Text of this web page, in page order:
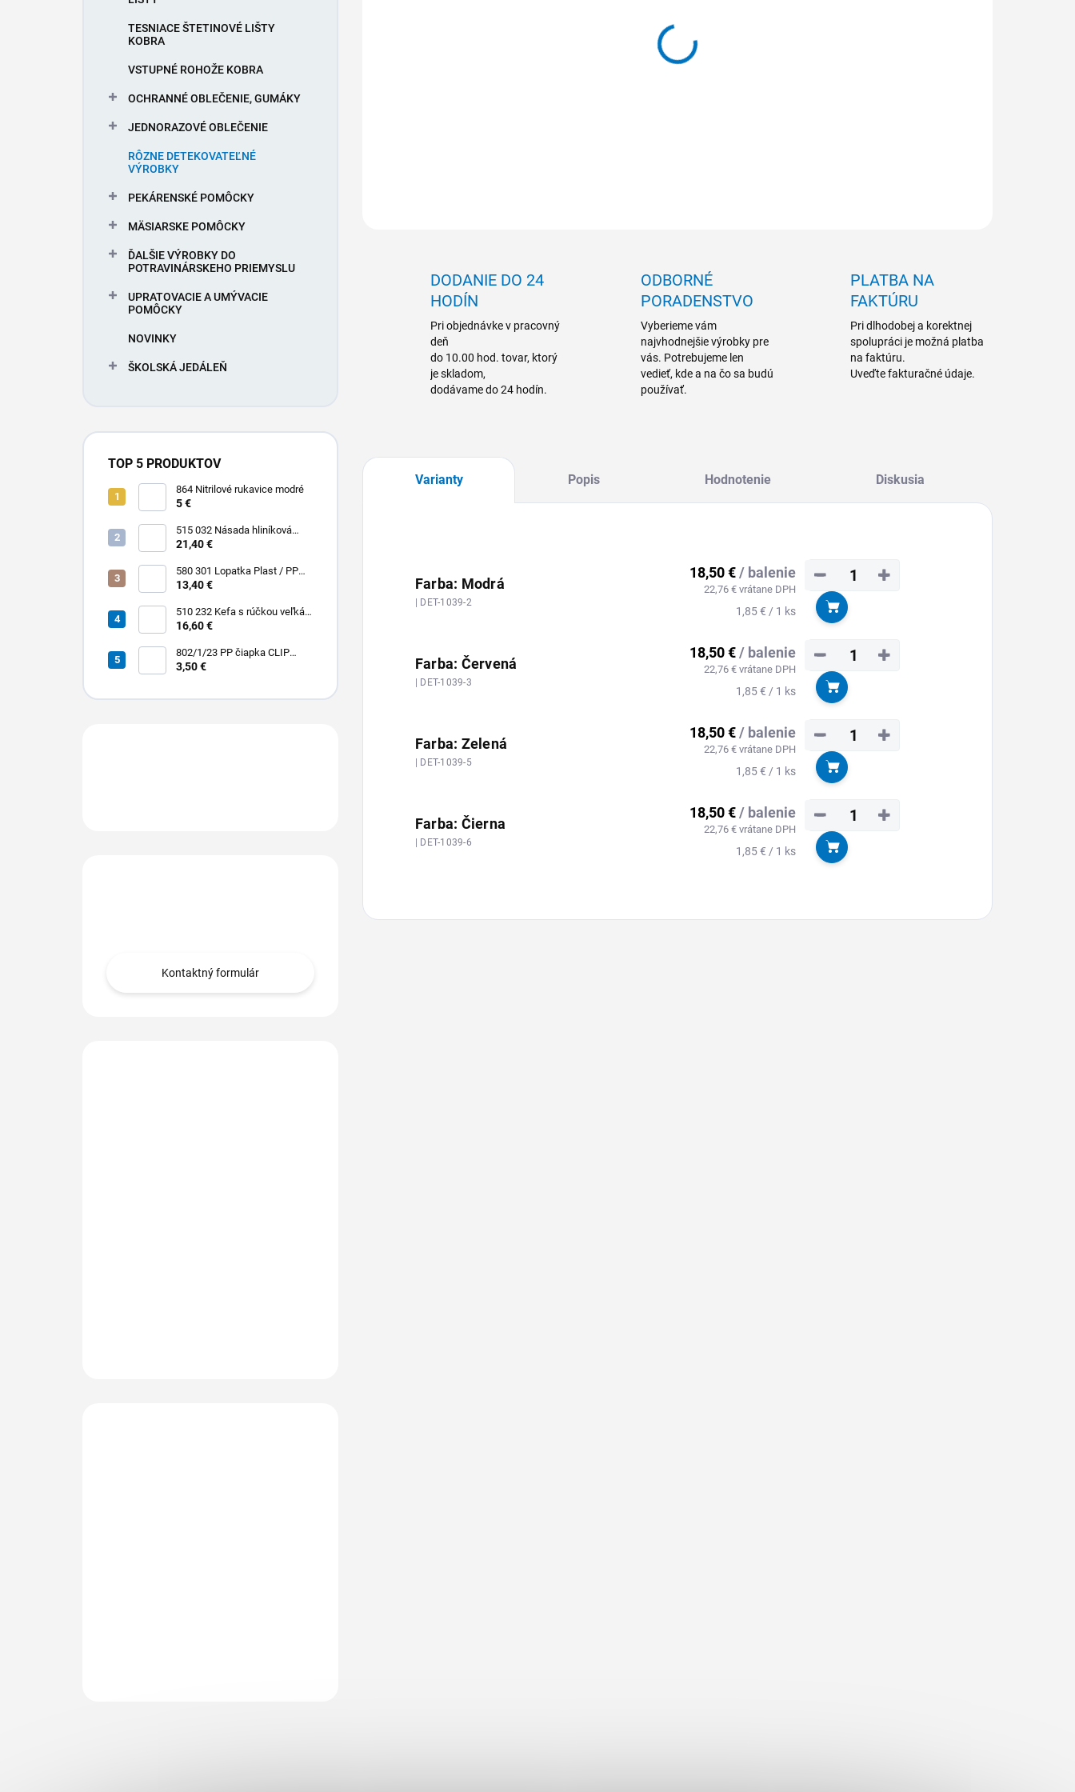
TESNIACE ŠTETINOVÉ LIŠTY
KOBRA
VSTUPNÉ ROHOŽE KOBRA
OCHRANNÉ OBLEČENIE, GUMÁKY
JEDNORAZOVÉ OBLEČENIE
RÔZNE DETEKOVATEĽNÉ
VÝROBKY
PEKÁRENSKÉ POMÔCKY
MÄSIARSKE POMÔCKY
ĎALŠIE VÝROBKY DO
POTRAVINÁRSKEHO PRIEMYSLU
UPRATOVACIE A UMÝVACIE
POMÔCKY
NOVINKY
ŠKOLSKÁ JEDÁLEŇ
TOP 5 PRODUKTOV
864 Nitrilové rukavice modré
5 €
515 032 Násada hliníková
Hliník + Plast / PP 1500 x Ø 25
21,40 €
580 301 Lopatka Plast / PP
310 x 185 / 310 mm
13,40 €
510 232 Kefa s rúčkou veľká
dlhá stredná PBT 0,30 x 45
16,60 €
802/1/23 PP čiapka CLIP
harmonikovo poskladaná
3,50 €
Kontaktný formulár
DETAILNÉ INFORMÁCIE
DODANIE DO 24
HODÍN
Pri objednávke v pracovný
deň
do 10.00 hod. tovar, ktorý
je skladom,
dodávame do 24 hodín.
ODBORNÉ
PORADENSTVO
Vyberieme vám
najvhodnejšie výrobky pre
vás. Potrebujeme len
vedieť, kde a na čo sa budú
používať.
PLATBA NA
FAKTÚRU
Pri dlhodobej a korektnej
spolupráci je možná platba
na faktúru.
Uveďte fakturačné údaje.
Varianty Popis Hodnotenie Diskusia
Farba: Modrá
| DET-1039-2
18,50 €/ balenie
22,76 € vrátane DPH
Jednotková
1,85 € / 1 ks
+
−
Do košíka
Farba: Červená
| DET-1039-3
18,50 €/ balenie
22,76 € vrátane DPH
Jednotková
1,85 € / 1 ks
+
−
Do košíka
Farba: Zelená
| DET-1039-5
18,50 €/ balenie
22,76 € vrátane DPH
Jednotková
1,85 € / 1 ks
+
−
Do košíka
Farba: Čierna
| DET-1039-6
18,50 €/ balenie
22,76 € vrátane DPH
Jednotková
1,85 € / 1 ks
+
−
Do košíka